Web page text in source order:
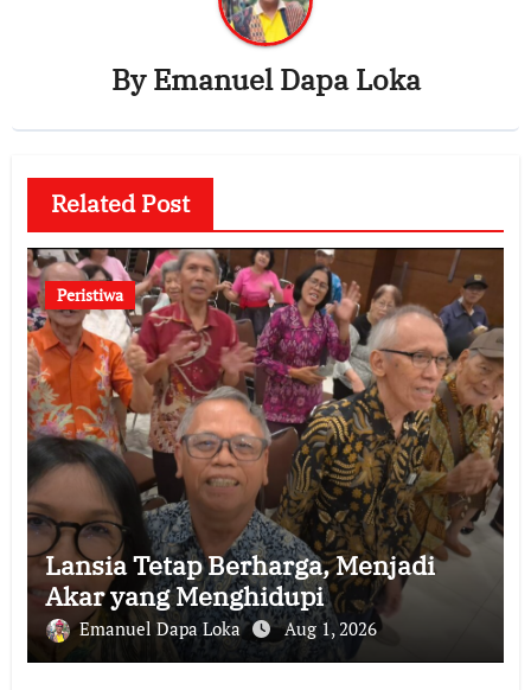
ByEmanuel Dapa Loka
Related Post
Peristiwa
Lansia Tetap Berharga, Menjadi
Akar yang Menghidupi
Emanuel Dapa Loka Aug 1, 2026